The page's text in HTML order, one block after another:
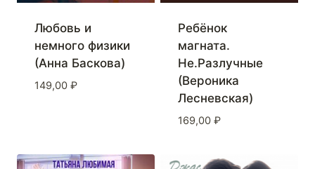
Любовь и
немного физики
(Анна Баскова)
149,00 ₽
Ребёнок
магната.
Не.Разлучные
(Вероника
Лесневская)
169,00 ₽